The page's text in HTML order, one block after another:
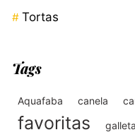
Tortas
Tags
Aquafaba canela
favoritas